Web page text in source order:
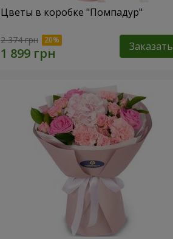
Цветы в коробке "Помпадур"
2 374 грн Заказать